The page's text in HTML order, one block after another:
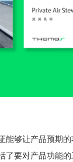
能够让产品预期
了要对产品功能